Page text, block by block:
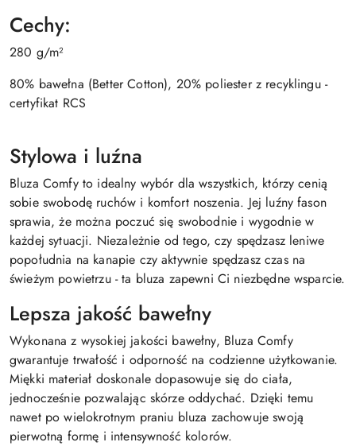
Cechy:
280 g/m²
80% bawełna (Better Cotton), 20% poliester z recyklingu -
certyfikat RCS
Stylowa i luźna
Bluza Comfy to idealny wybór dla wszystkich, którzy cenią
sobie swobodę ruchów i komfort noszenia. Jej luźny fason
sprawia, że można poczuć się swobodnie i wygodnie w
każdej sytuacji. Niezależnie od tego, czy spędzasz leniwe
popołudnia na kanapie czy aktywnie spędzasz czas na
świeżym powietrzu - ta bluza zapewni Ci niezbędne wsparcie.
Lepsza jakość bawełny
Wykonana z wysokiej jakości bawełny, Bluza Comfy
gwarantuje trwałość i odporność na codzienne użytkowanie.
Miękki materiał doskonale dopasowuje się do ciała,
jednocześnie pozwalając skórze oddychać. Dzięki temu
nawet po wielokrotnym praniu bluza zachowuje swoją
pierwotną formę i intensywność kolorów.